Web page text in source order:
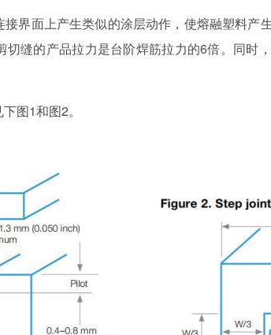
界面上产生类似的涂层动作，使熔融塑料产
缝的产品拉力是台阶焊筋拉力的6倍。同时
图1和图2。